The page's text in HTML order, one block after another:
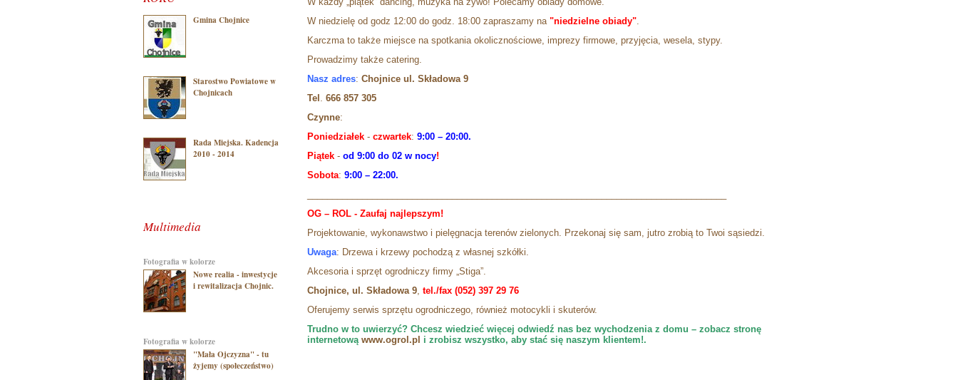
Gmina Chojnice
Starostwo Powiatowe w
Chojnicach
Rada Miejska. Kadencja
2010 - 2014
Multimedia
Fotografia w kolorze
Nowe realia - inwestycje
i rewitalizacja Chojnic.
Fotografia w kolorze
"Mała Ojczyzna" - tu
żyjemy (społeczeństwo)
W niedzielę od godz 12:00 do godz. 18:00 zapraszamy na "niedzielne obiady".
Karczma to także miejsce na spotkania okolicznościowe, imprezy firmowe, przyjęcia, wesela, stypy.
Prowadzimy także catering.
Nasz adres: Chojnice ul. Składowa 9
Tel . 666 857 305
Czynne:
Poniedziałek - czwartek: 9:00 – 20:00.
Piątek - od 9:00 do 02 w nocy!
Sobota: 9:00 – 22:00.
OG – ROL - Zaufaj najlepszym!
Projektowanie, wykonawstwo i pielęgnacja terenów zielonych. Przekonaj się sam, jutro zrobią to Twoi sąsiedzi.
Uwaga: Drzewa i krzewy pochodzą z własnej szkółki.
Akcesoria i sprzęt ogrodniczy firmy „Stiga”.
Chojnice, ul. Składowa 9, tel./fax (052) 397 29 76
Oferujemy serwis sprzętu ogrodniczego, również motocykli i skuterów.
Trudno w to uwierzyć? Chcesz wiedzieć więcej odwiedź nas bez wychodzenia z domu – zobacz stronę
internetową www.ogrol.pl i zrobisz wszystko, aby stać się naszym klientem!.